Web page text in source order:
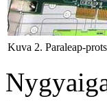
Kuva 2. Paraleap-